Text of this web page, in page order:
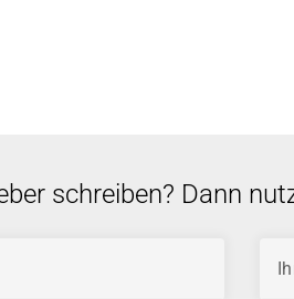
schreiben? Dann